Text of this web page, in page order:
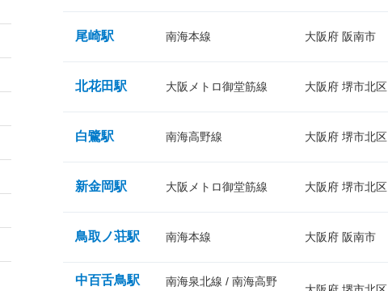
尾崎駅 南海本線 大阪府 阪南市
北花田駅 大阪メトロ御堂筋線 大阪府 堺市北区
白鷺駅 南海高野線 大阪府 堺市北区
新金岡駅 大阪メトロ御堂筋線 大阪府 堺市北区
鳥取ノ荘駅 南海本線 大阪府 阪南市
中百舌鳥駅
南海泉北線 / 南海高野